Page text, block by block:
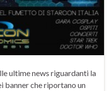
ultime news riguardanti la
banner che riportano un